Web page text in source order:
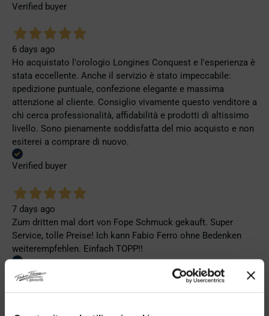
Verified buyer
6 days ago
Ho acquistato l'orologio Longines Conquest e l'esperienza è
stata eccellente. Anche il servizio è stato impeccabile:
spedizione puntuale, confezione elegante e massima
attenzione al cliente. Consiglio vivamente questo venditore a
chi cerca professionalità, affidabilità e prodotti di altissimo
livello. Sono pienamente soddisfatta del mio acquisto e non
esiterei a comprare di nuovo.
Verified buyer
7 days ago
Zum dritten mal dort von Fope Schmuck gekauft. Super
Service, tolle Preise! Ich kann Fabio Ferro ohne Bedenken
weiterempfehlen. Einfach TOPP!!
Verified buyer